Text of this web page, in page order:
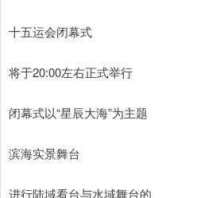
十五运会闭幕式
将于20:00左右正式举行
闭幕式以“星辰大海”为主题
滨海实景舞台
进行陆域看台与水域舞台的